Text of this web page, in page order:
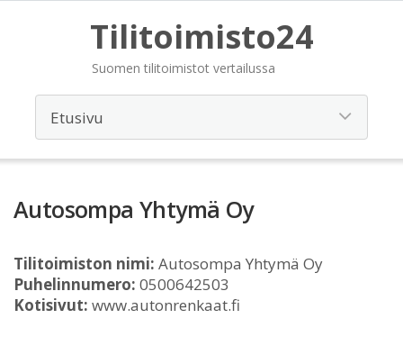
Tilitoimisto24
Suomen tilitoimistot vertailussa
Autosompa Yhtymä Oy
Tilitoimiston nimi: Autosompa Yhtymä Oy
Puhelinnumero: 0500642503
Kotisivut: www.autonrenkaat.fi